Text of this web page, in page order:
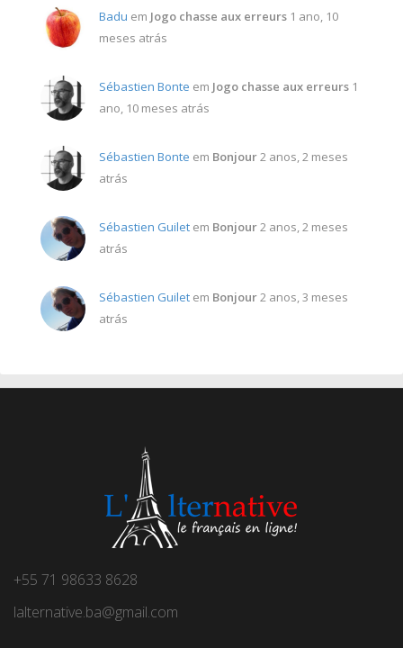
Badu em Jogo chasse aux erreurs 1 ano, 10
meses atrás
Sébastien Bonte em Jogo chasse aux erreurs 1
ano, 10 meses atrás
Sébastien Bonte em Bonjour2 anos, 2 meses
atrás
Sébastien Guilet em Bonjour2 anos, 2 meses
atrás
Sébastien Guilet em Bonjour2 anos, 3 meses
atrás
+55 71 98633 8628
lalternative.ba@gmail.com